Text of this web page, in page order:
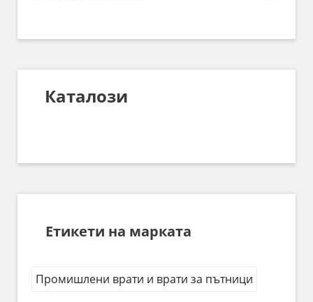
Каталози
Етикети на марката
Промишлени врати и врати за пътници